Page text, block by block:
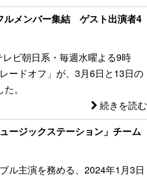
ルメンバー集結 ゲスト出演者4
ビ朝日系・毎週水曜よる9時
ードオフ」が、3月6日と13日の
。
続きを読む
ージックステーション」チーム
ル主演を務める、2024年1月3日